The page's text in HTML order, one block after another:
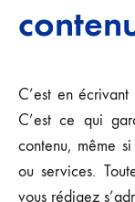
C’est en
C’est ce qui
contenu, même
ou services.
vous rédigez